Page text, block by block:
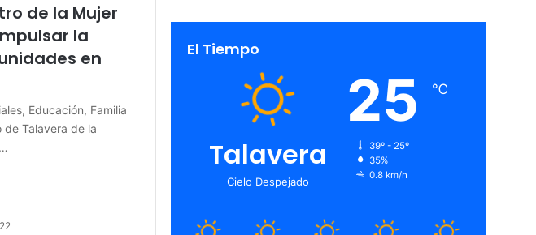
de la Mujer
la
en
Educación, Familia
de Talavera de la
El Tiempo
Talavera
Cielo Despejado
25 ℃
39º - 25º
35%
0.8 km/h